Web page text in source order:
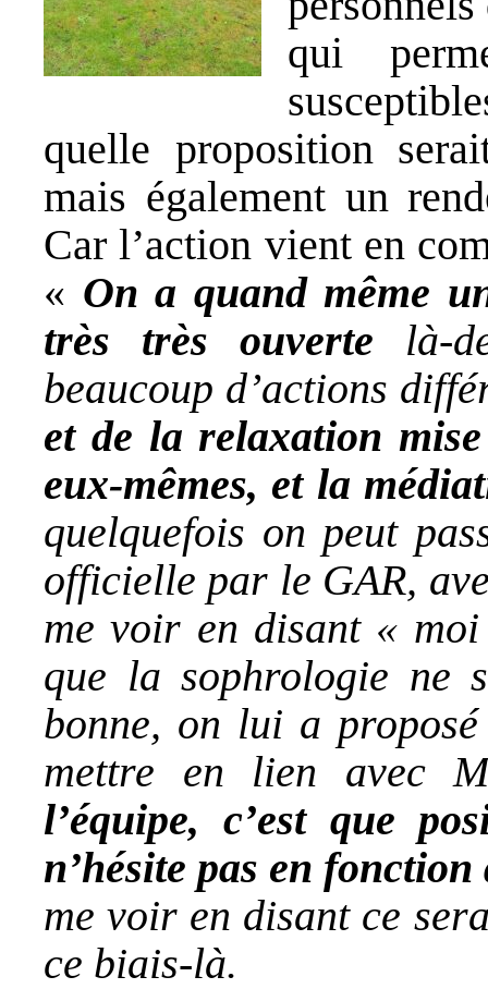
qui
quelle proposition
mais également un
Car l’action vient en
« On a quand même
très très ouverte là-
beaucoup d’actions
et de la relaxation
eux-mêmes, et la
quelquefois on peut
officielle par le GAR,
me voir en disant «
que la sophrologie ne
bonne, on lui a
mettre en lien avec
l’équipe, c’est que
n’hésite pas en
me voir en disant ce
ce biais-là.